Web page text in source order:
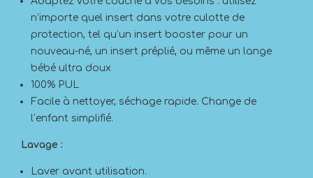
n’importe quel insert dans votre culotte de
protection, tel qu’un insert booster pour un
nouveau-né, un insert préplié, ou même un lange
bébé ultra doux
100% PUL
Facile à nettoyer, séchage rapide. Change de
l’enfant simplifié.
Lavage :
Laver avant utilisation.